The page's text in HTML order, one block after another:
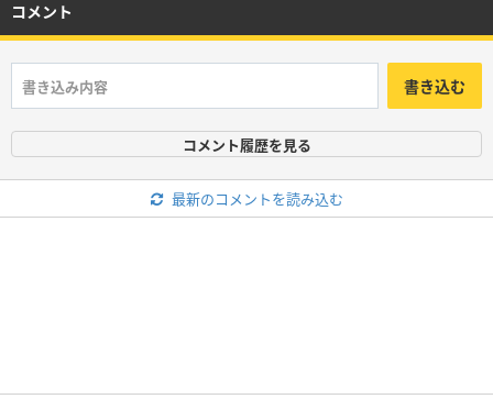
コメント
書き込む
コメント履歴を見る
最新のコメントを読み込む